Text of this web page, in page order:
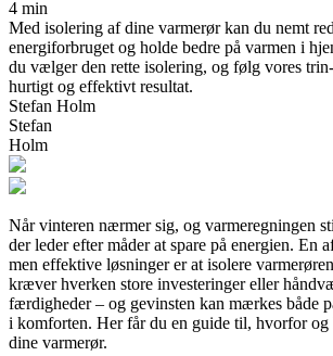
4 min
Med isolering af dine varmerør kan du nemt
energiforbruget og holde bedre på varmen i
du vælger den rette isolering, og følg vores
hurtigt og effektivt resultat.
Stefan Holm
Stefan
Holm
Når vinteren nærmer sig, og varmeregningen
der leder efter måder at spare på energien. En
men effektive løsninger er at isolere
kræver hverken store investeringer eller
færdigheder – og gevinsten kan mærkes både
i komforten. Her får du en guide til, hvorfor og
dine varmerør.